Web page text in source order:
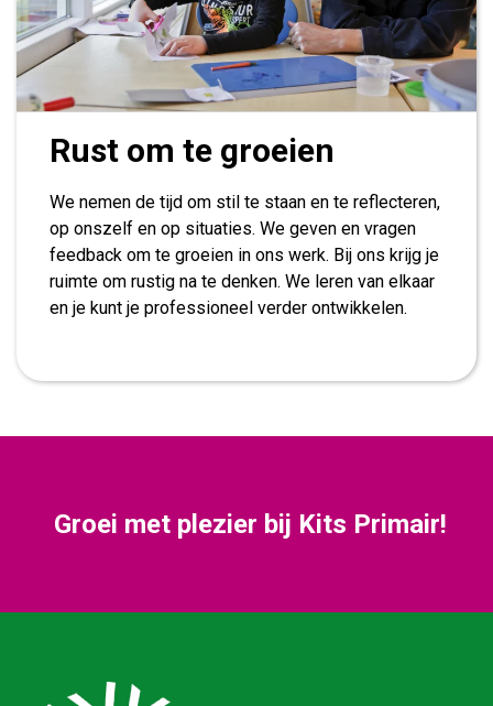
Rust om te groeien
We nemen de tijd om stil te staan en te reflecteren,
op onszelf en op situaties. We geven en vragen
feedback om te groeien in ons werk. Bij ons krijg je
ruimte om rustig na te denken. We leren van elkaar
en je kunt je professioneel verder ontwikkelen.
Groei met plezier bij Kits Primair!